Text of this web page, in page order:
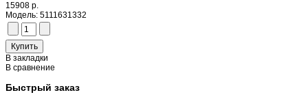
15908 р.
Модель: 5111631332
В закладки
В сравнение
Быстрый заказ